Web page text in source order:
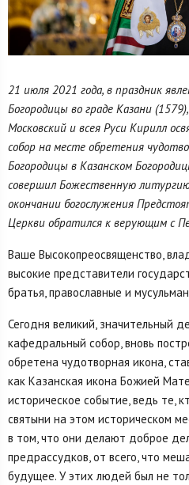
21 июля 2021 года, в праздник
Богородицы во граде Казани
Московский и всея Руси Кирилл
собор на месте обретения
Богородицы в Казанском
совершил Божественную
окончании богослужения
Церкви обратился к верующим с
Ваше Высокопреосвященство,
высокие представители
братья, православные и
Сегодня великий, значительный
кафедральный собор, вновь
обретена чудотворная икона,
как Казанская икона Божией
историческое событие, ведь те,
святыни на этом историческом
в том, что они делают доброе
предрассудков, от всего, что
будущее. У этих людей был не